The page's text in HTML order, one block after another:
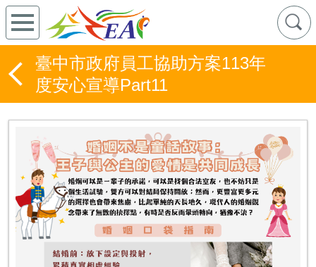
臺中市政府員工協助方案113年
度安心宣導Part11